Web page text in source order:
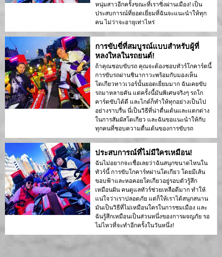
หนุ่มสาวอีกครั้งขณะที่เราซิ่งผ่านเมือง! เป็น
ประสบการณ์ที่ยอดเยี่ยมที่ฉันจะแนะนำให้ทุก
คน ไม่ว่าจะอายุเท่าไหร่
การขับขี่ที่สมบูรณ์แบบสำหรับผู้ที่
หลงใหลในรถยนต์!
ถ้าคุณชอบขับรถ คุณจะต้องชอบทัวร์โกคาร์ตนี้
การขับรถผ่านชินากาวะพร้อมกับมองเห็น
โตเกียวทาวเวอร์นั้นยอดเยี่ยมมาก ฉันเคยขับ
รถมาหลายคัน แต่ครั้งนี้มันพิเศษจริงๆ รถโก
คาร์ตขับได้ดี และไกด์ก็ทำให้ทุกอย่างเป็นไป
อย่างราบรื่น นี่เป็นวิธีที่น่าตื่นเต้นและแตกต่าง
ในการสัมผัสโตเกียว และฉันขอแนะนำให้กับ
ทุกคนที่ชอบความตื่นเต้นของการขับรถ
ประสบการณ์ที่ไม่มีใครเหมือน!
ฉันไม่อยากจะเชื่อเลยว่าฉันสนุกขนาดไหนใน
ทัวร์นี้ การขับโกคาร์ทผ่านโตเกียว โดยมีเส้น
ขอบฟ้าและหอคอยโตเกียวอยู่รอบตัวรู้สึก
เหมือนฝัน คนดูแลทัวร์ช่วยเหลือดีมาก ทำให้
แน่ใจว่าเราปลอดภัย แต่ก็ให้เราได้สนุกสนาน
มันเป็นวิธีที่ไม่เหมือนใครในการชมเมือง และ
ฉันรู้สึกเหมือนเป็นส่วนหนึ่งของการผจญภัย รอ
ไม่ไหวที่จะทำอีกครั้งในวันหนึ่ง!